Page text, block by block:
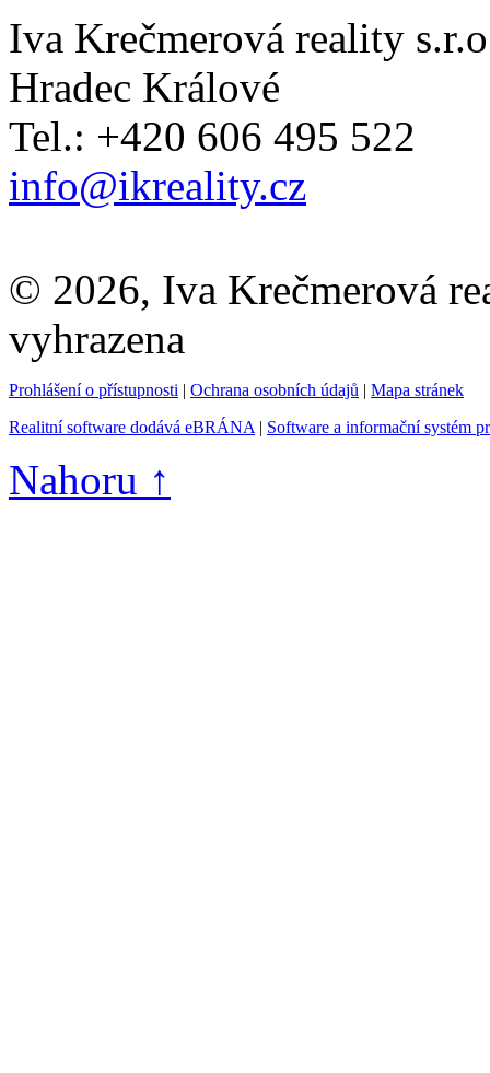
Iva Krečmerová reality
Hradec Králové
Tel.: +420 606 495 522
info@ikreality.cz
© 2026, Iva Krečmerová
vyhrazena
Prohlášení o přístupnosti | Ochrana osobních údajů | Mapa stránek
Realitní software dodává eBRÁNA | Software a informační systém
Nahoru ↑